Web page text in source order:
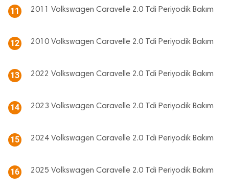
11 2011 Volkswagen Caravelle 2.0 Tdi Periyodik Bakım
12 2010 Volkswagen Caravelle 2.0 Tdi Periyodik Bakım
13 2022 Volkswagen Caravelle 2.0 Tdi Periyodik Bakım
14 2023 Volkswagen Caravelle 2.0 Tdi Periyodik Bakım
15 2024 Volkswagen Caravelle 2.0 Tdi Periyodik Bakım
16 2025 Volkswagen Caravelle 2.0 Tdi Periyodik Bakım